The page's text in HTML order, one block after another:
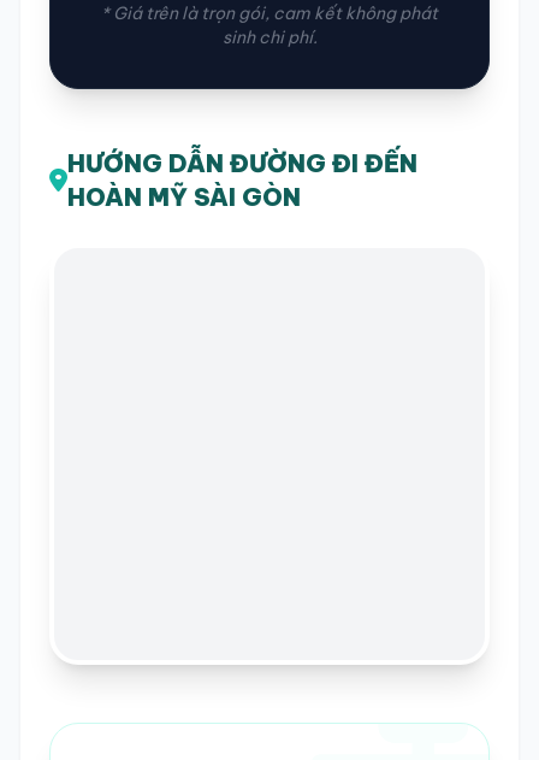
* Giá trên là trọn gói, cam kết không phát
sinh chi phí.
HƯỚNG DẪN ĐƯỜNG ĐI ĐẾN
HOÀN MỸ SÀI GÒN